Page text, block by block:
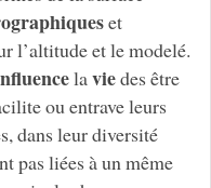
et
l’altitude et le modelé.
laviedes être
ou entrave leurs
dans leur diversité
pas liées à un même